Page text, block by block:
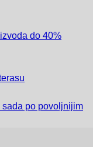
do 40%
po povoljnijim